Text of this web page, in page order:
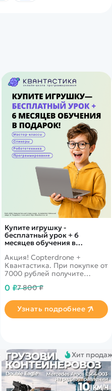
Купите игрушку -
бесплатный урок + 6
месяцев обучения в
Акция! Copterdrone +
Квантастика. При покупке от
7000 рублей получите
нашего партнера
0 ₽7 800 ₽
Узнать подробнее
Хит